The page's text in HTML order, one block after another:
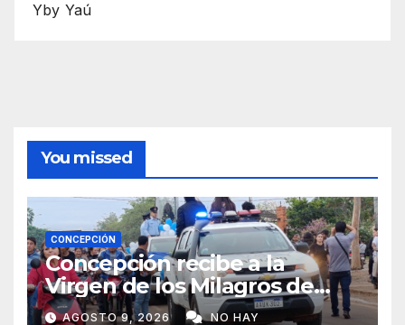
Yby Yaú
You missed
CONCEPCIÓN
Concepción recibe a la
Virgen de los Milagros de
Caacupé
AGOSTO 9, 2026 NO HAY